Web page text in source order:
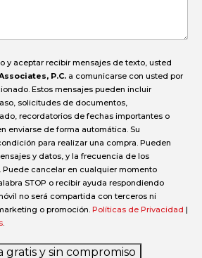
y aceptar recibir mensajes de texto, usted
P.C. a comunicarse con usted por
Estos mensajes pueden incluir
solicitudes de documentos,
recordatorios de fechas importantes o
enviarse de forma automática. Su
para realizar una compra. Pueden
y datos, y la frecuencia de los
Puede cancelar en cualquier momento
STOP o recibir ayuda respondiendo
no será compartida con terceros ni
o promoción. Políticas de Privacidad |
.
gratis y sin compromiso